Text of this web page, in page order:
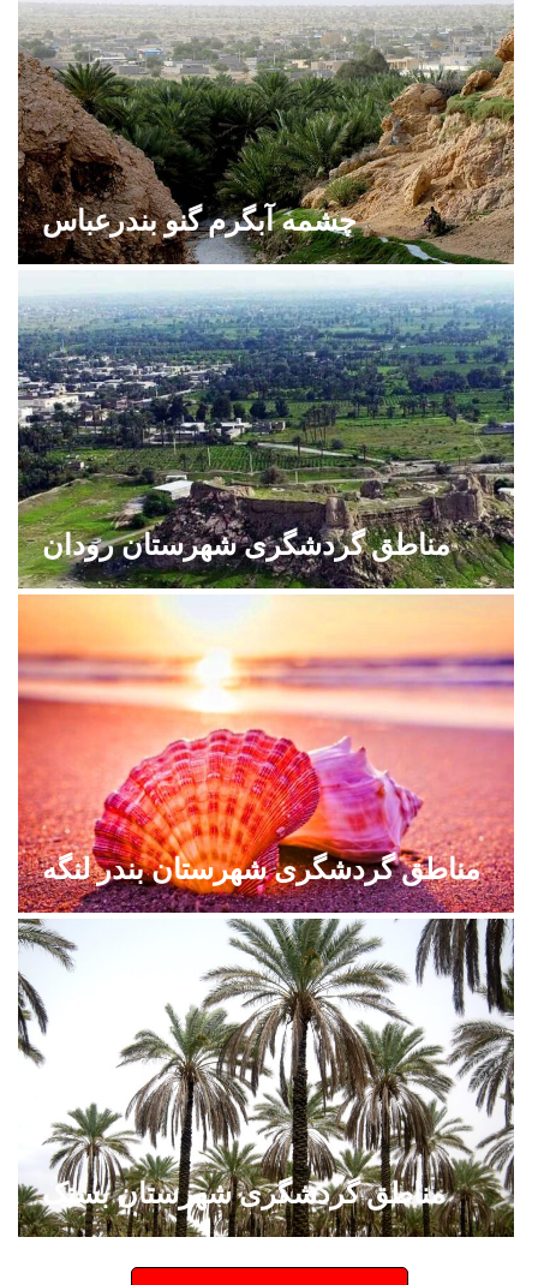
چشمه آبگرم گنو بندرعباس
مناطق گردشگری شهرستان رودان
مناطق گردشگری شهرستان بندر لنگه
مناطق گردشگری شهرستان بستک